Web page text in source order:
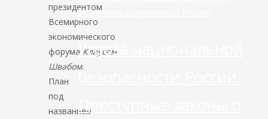
президентом
Всемирного
экономического
форума Клаусом
Швабом.
План
под
названием
Экономика современной России
Угроза национальной
безопасности России.
Преступные законы о